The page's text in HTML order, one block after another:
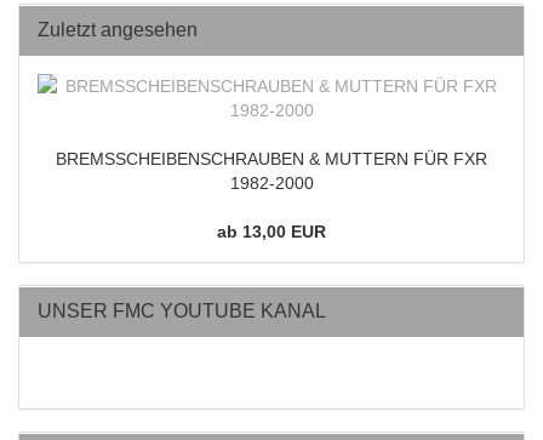
Zuletzt angesehen
BREMSSCHEIBENSCHRAUBEN & MUTTERN FÜR FXR
1982-2000
ab 13,00 EUR
UNSER FMC YOUTUBE KANAL